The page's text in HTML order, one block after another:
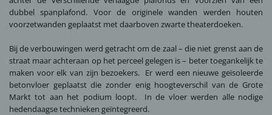
dubbel spanplafond. Voor de originele wanden werden houten
voorzetwanden geplaatst met daarboven zwarte theaterdoeken.
Bij de verbouwingen werd getracht om de zaal – die niet grenst aan de
straat maar achteraan op het perceel gelegen is – beter toegankelijk te
maken voor elk van zijn bezoekers. Er werd een nieuwe geïsoleerde
betonvloer geplaatst die zonder enig hoogteverschil van de Grote
Markt tot aan het podium loopt. In de vloer werden alle nodige
hedendaagse technieken geïntegreerd.